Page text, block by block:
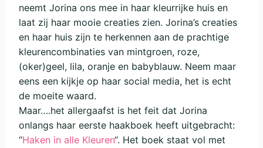
neemt Jorina ons mee in haar kleurrijke huis en
laat zij haar mooie creaties zien. Jorina’s creaties
en haar huis zijn te herkennen aan de prachtige
kleurencombinaties van mintgroen, roze,
(oker)geel, lila, oranje en babyblauw. Neem maar
eens een kijkje op haar social media, het is echt
de moeite waard.
Maar….het allergaafst is het feit dat Jorina
onlangs haar eerste haakboek heeft uitgebracht:
“Haken in alle Kleuren“. Het boek staat vol met